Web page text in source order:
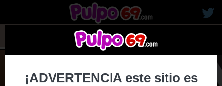
¡ADVERTENCIA este sitio es